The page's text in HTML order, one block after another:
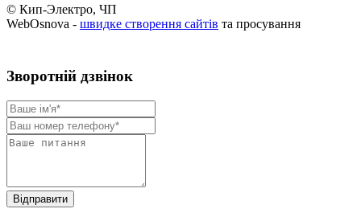
© Кип-Электро, ЧП
WebOsnova - швидке створення сайтів та просування
Зворотнiй дзвiнок